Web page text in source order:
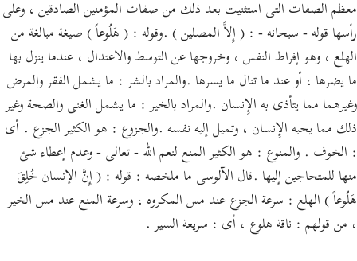
معظم الصفات التى استثنيت بعد ذلك من صفات المؤمنين الصادقين ، وعلى
رأسها قوله - سبحانه - : ( إِلاَّ المصلين ) .وقوله : ( هَلُوعاً ) صيغة مبالغة من
الهلع ، وهو إفراط النفس ، وخروجها عن التوسط والاعتدال ، عندما ينزل بها
ما يضرها ، أو عند ما تنال ما يسرها .والمراد بالشر : ما يشمل الفقر والمرض
وغيرهما مما يتأذى به الإِنسان .والمراد بالخير : ما يشمل الغنى والصحة وغير
ذلك مما يحبه الإِنسان ، وتميل إليه نفسه .والجزوع : هو الكثير الجزع . أى
: الخوف . والمنوع : هو الكثير المنع لنعم الله - تعالى - وعدم إعطاء شئ
منها للمتحاجين إليها .قال الآلوسى ما ملخصه : قوله : ( إِنَّ الإنسان خُلِقَ
هَلُوعاً ) الهلع : سرعة الجزع عند مس المكروه ، وسرعة المنع عند مس الخير
، من قولهم : ناقة هلوع ، أى : سريعة السير .